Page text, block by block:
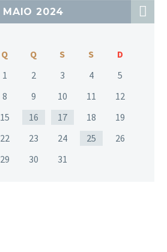
MAIO 2024
Q Q S S
D
1
2 3 4
5
8 9 10 11
12
15 16 17 18
19
22 23 24 25
26
29 30 31